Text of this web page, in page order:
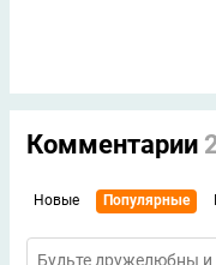
Комментарии
Новые Популярные